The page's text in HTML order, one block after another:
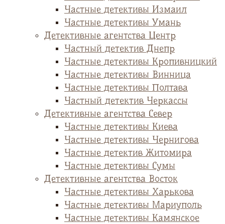
Частные детективы Измаил
Частные детективы Умань
Детективные агентства Центр
Частный детектив Днепр
Частные детективы Кропивницкий
Частные детективы Винница
Частные детективы Полтава
Частный детектив Черкассы
Детективные агентства Север
Частные детективы Киева
Частные детективы Чернигова
Частные детектив Житомира
Частные детективы Сумы
Детективные агентства Восток
Частные детективы Харькова
Частные детективы Мариуполь
Частные детективы Камянское